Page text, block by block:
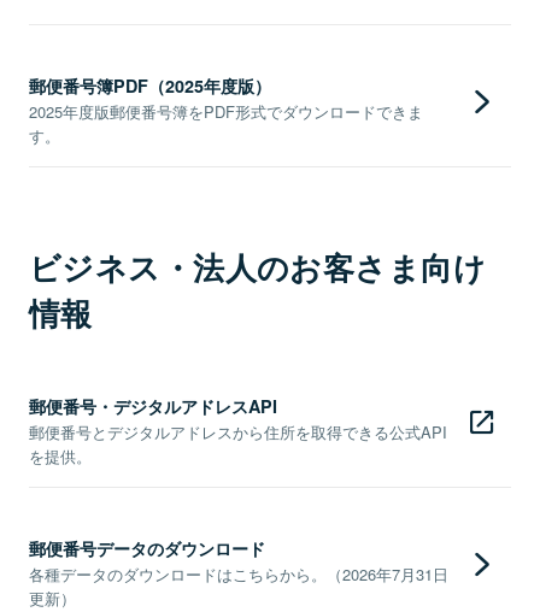
郵便番号簿PDF（2025年度版）
2025年度版郵便番号簿をPDF形式でダウンロードできま
す。
ビジネス・法人のお客さま向け
情報
郵便番号・デジタルアドレスAPI
郵便番号とデジタルアドレスから住所を取得できる公式API
を提供。
郵便番号データのダウンロード
各種データのダウンロードはこちらから。（2026年7月31日
更新）